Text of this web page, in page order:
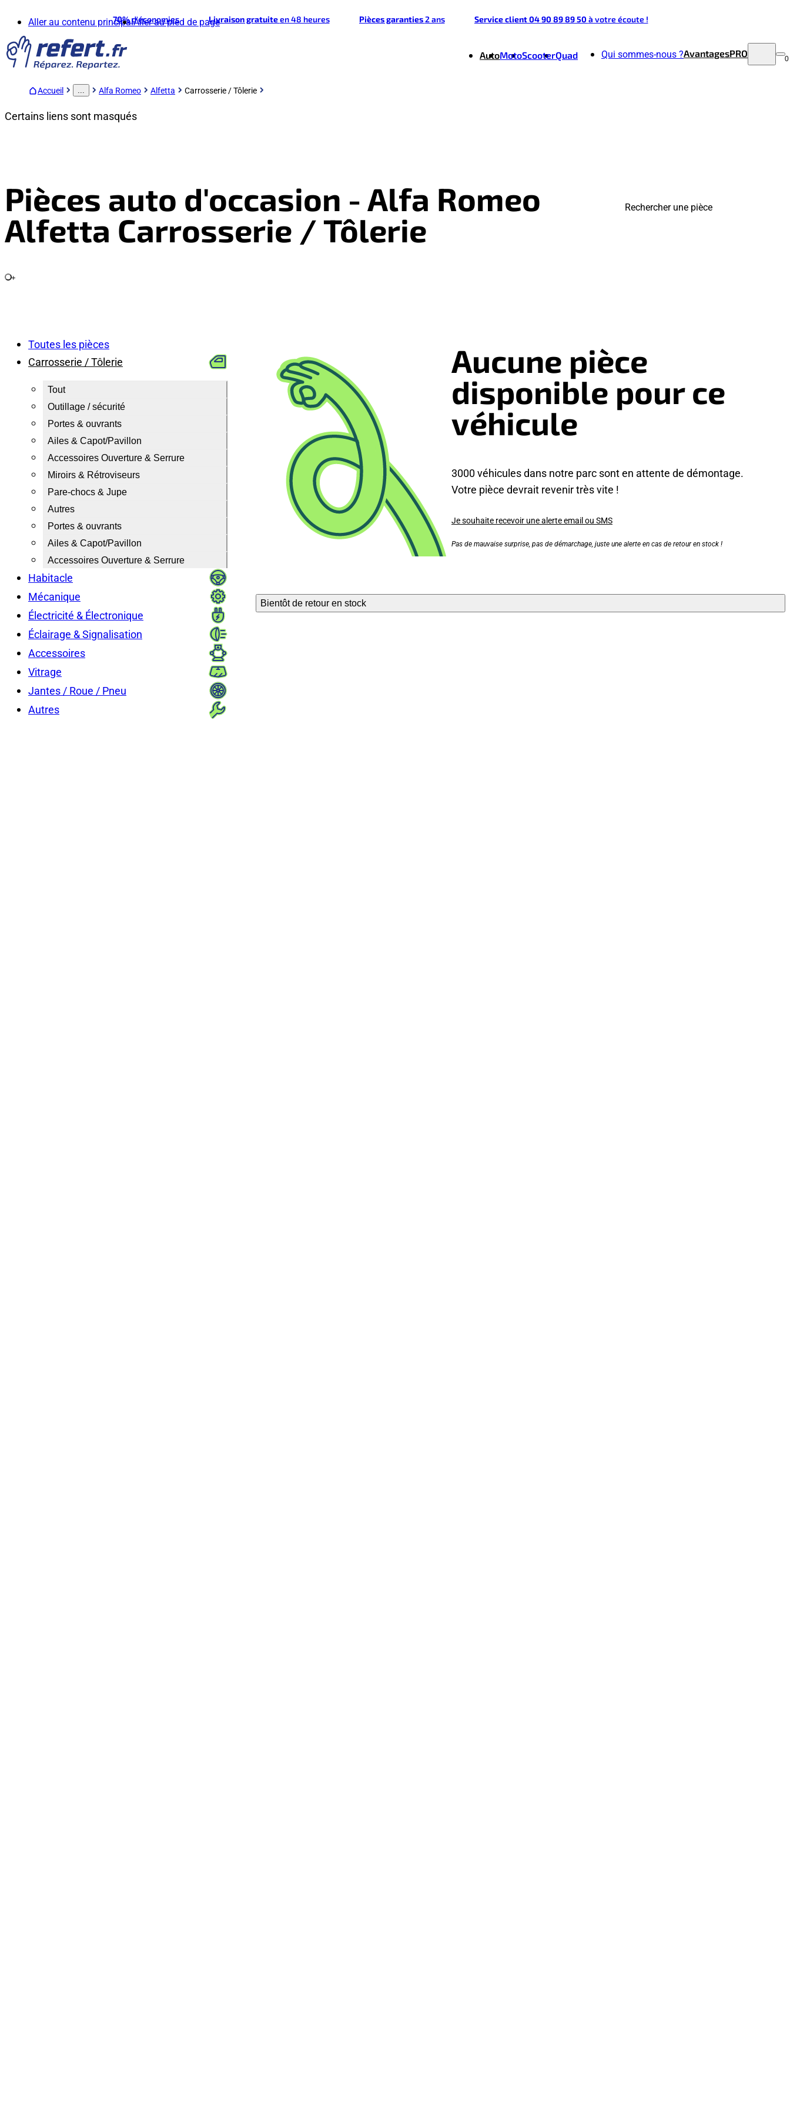
Aller au contenu principalAller au pied de page
70%d'économies Livraison gratuiteen 48 heures Pièces garanties2 ans Service client 04 90 89 89 50à votre écoute !
AutoMotoScooterQuad Qui sommes-nous ?AvantagesPRO 0
Accueil ... Alfa Romeo Alfetta Carrosserie / Tôlerie
Certains liens sont masqués
Pièces auto d'occasion - Alfa Romeo
Alfetta Carrosserie / Tôlerie
+
Rechercher une pièce
Toutes les pièces
Carrosserie / Tôlerie
Tout
Outillage / sécurité
Portes & ouvrants
Ailes & Capot/Pavillon
Accessoires Ouverture & Serrure
Miroirs & Rétroviseurs
Pare-chocs & Jupe
Autres
Portes & ouvrants
Ailes & Capot/Pavillon
Accessoires Ouverture & Serrure
Habitacle
Mécanique
Électricité & Électronique
Éclairage & Signalisation
Accessoires
Vitrage
Jantes / Roue / Pneu
Autres
Aucune pièce
disponible pour ce
véhicule
3000 véhicules dans notre parc sont en attente de démontage.
Votre pièce devrait revenir très vite !
Je souhaite recevoir une alerte email ou SMS
Pas de mauvaise surprise, pas de démarchage, juste une alerte en cas de retour en stock !
Bientôt de retour en stock